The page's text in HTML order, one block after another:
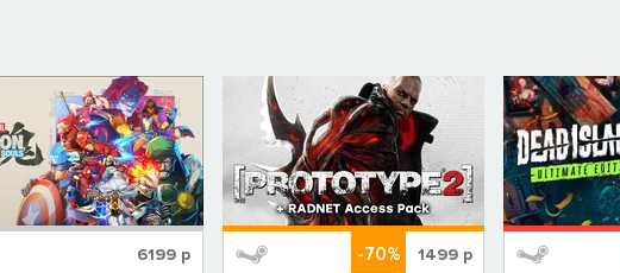
6199 р -70% 1499р